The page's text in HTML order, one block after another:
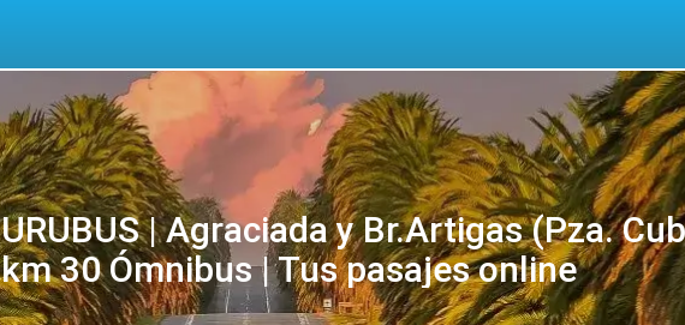
URUBUS | Agraciada y Br.Artigas (Pza.
km 30 Ómnibus | Tus pasajes online